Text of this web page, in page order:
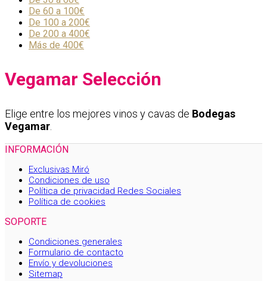
De 60 a 100€
De 100 a 200€
De 200 a 400€
Más de 400€
Vegamar Selección
Elige entre los mejores vinos y cavas de Bodegas
Vegamar
INFORMACIÓN
Exclusivas Miró
Condiciones de uso
Política de privacidad Redes Sociales
Política de cookies
SOPORTE
Condiciones generales
Formulario de contacto
Envío y devoluciones
Sitemap